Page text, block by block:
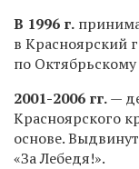
В 1996 г.
в Красноярский
по
2001-2006 гг.—
Красноярского
основе.
«За Лебедя!».